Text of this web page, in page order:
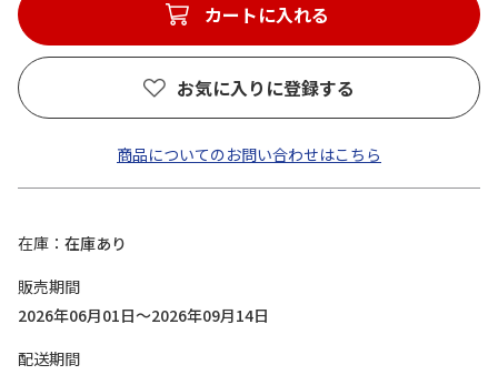
カートに入れる
お気に入りに登録する
商品についてのお問い合わせはこちら
在庫
在庫あり
販売期間
2026年06月01日～2026年09月14日
配送期間